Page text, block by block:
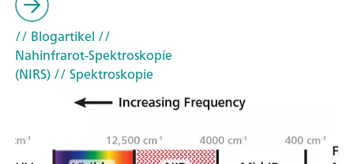
// Blogartikel //
Nahinfrarot-Spektroskopie
(NIRS)// Spektroskopie